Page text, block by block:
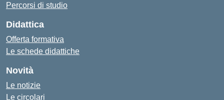
Percorsi di studio
Didattica
Offerta formativa
Le schede didattiche
Novità
Le notizie
Le circolari